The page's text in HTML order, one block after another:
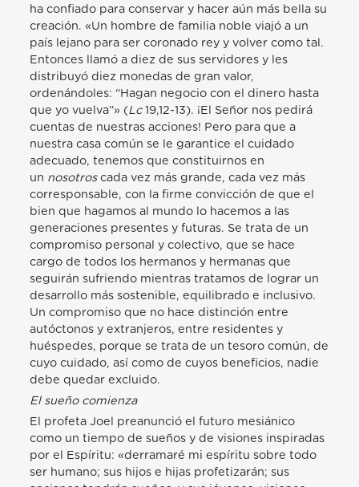
ha confiado para conservar y hacer aún más bella su
creación. «Un hombre de familia noble viajó a un
país lejano para ser coronado rey y volver como tal.
Entonces llamó a diez de sus servidores y les
distribuyó diez monedas de gran valor,
ordenándoles: “Hagan negocio con el dinero hasta
que yo vuelva”» (Lc19,12-13). ¡El Señor nos pedirá
cuentas de nuestras acciones! Pero para que a
nuestra casa común se le garantice el cuidado
adecuado, tenemos que constituirnos en
un nosotroscada vez más grande, cada vez más
corresponsable, con la firme convicción de que el
bien que hagamos al mundo lo hacemos a las
generaciones presentes y futuras. Se trata de un
compromiso personal y colectivo, que se hace
cargo de todos los hermanos y hermanas que
seguirán sufriendo mientras tratamos de lograr un
desarrollo más sostenible, equilibrado e inclusivo.
Un compromiso que no hace distinción entre
autóctonos y extranjeros, entre residentes y
huéspedes, porque se trata de un tesoro común, de
cuyo cuidado, así como de cuyos beneficios, nadie
debe quedar excluido.
El sueño comienza
El profeta Joel preanunció el futuro mesiánico
como un tiempo de sueños y de visiones inspiradas
por el Espíritu: «derramaré mi espíritu sobre todo
ser humano; sus hijos e hijas profetizarán; sus